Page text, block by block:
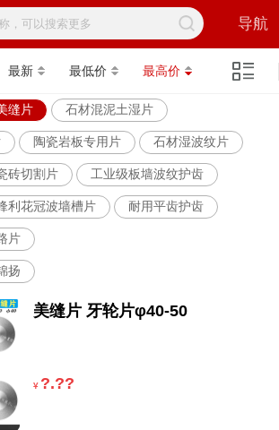
导航
最新 最低价 最高价
缝片 石材混泥土湿片
陶瓷岩板专用片 石材湿波纹片
砖切割片 工业级板墙波纹护齿
利花冠波墙槽片 耐用平齿护齿
片
扬
美缝片 牙轮片φ40-50
¥ ?.??